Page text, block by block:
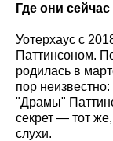
Где они сейчас
Уотерхаус с
Паттинсоном.
родилась в
пор
"Драмы"
секрет — тот
слухи.